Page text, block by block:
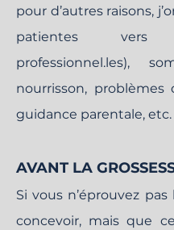
pour d’autres raisons,
patientes vers
professionnel.les),
nourrisson, problèmes
guidance parentale, etc.
AVANT LA
Si vous n’éprouvez
concevoir, mais que